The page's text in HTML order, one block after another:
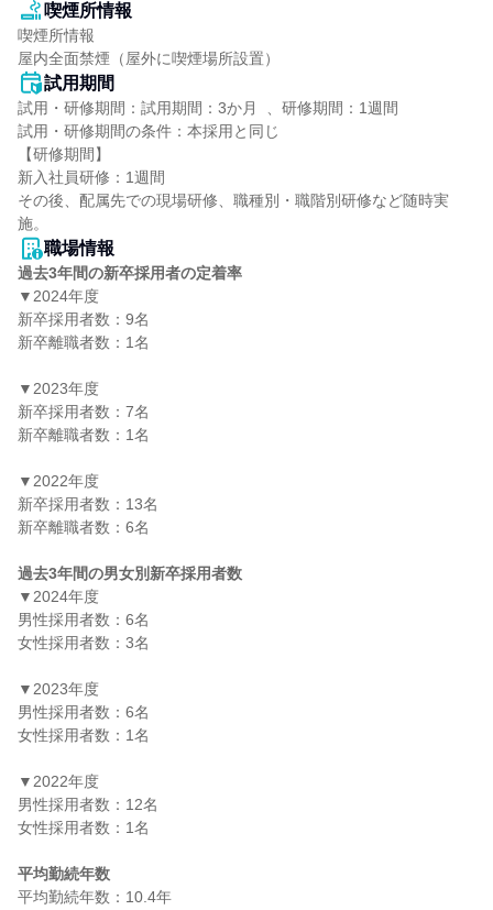
喫煙所情報
喫煙所情報
屋内全面禁煙（屋外に喫煙場所設置）
試用期間
試用・研修期間：試用期間：3か月  、研修期間：1週間
試用・研修期間の条件：本採用と同じ
【研修期間】
新入社員研修：1週間
その後、配属先での現場研修、職種別・職階別研修など随時実
職場情報
過去3年間の新卒採用者の定着率
▼2024年度
新卒採用者数：9名
新卒離職者数：1名
▼2023年度
新卒採用者数：7名
新卒離職者数：1名
▼2022年度
新卒採用者数：13名
新卒離職者数：6名
過去3年間の男女別新卒採用者数
▼2024年度
男性採用者数：6名
女性採用者数：3名
▼2023年度
男性採用者数：6名
女性採用者数：1名
▼2022年度
男性採用者数：12名
女性採用者数：1名
平均勤続年数